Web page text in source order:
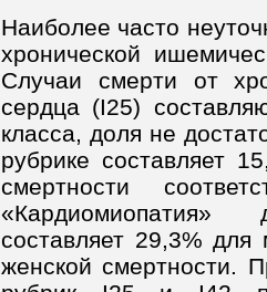
Наиболее часто
хронической
Случаи смерти от
сердца (I25)
класса, доля не
рубрике составляет
смертности
составляет 29,3%
женской смертности.